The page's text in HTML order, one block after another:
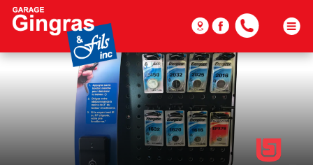
450
375-
4757